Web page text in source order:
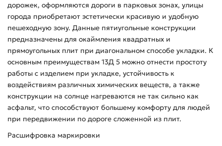
дорожек, оформляются дороги в парковых зонах, улицы
города приобретают эстетически красивую и удобную
пешеходную зону. Данные пятиугольные конструкции
предназначены для окаймления квадратных и
прямоугольных плит при диагональном способе укладки. К
основным преимуществам 13Д 5 можно отнести простоту
работы с изделием при укладке, устойчивость к
воздействиям различных химических веществ, а также
конструкции на солнце нагреваются не так сильно как
асфальт, что способствуют большему комфорту для людей
при передвижении по дороге сложенной из плит.
Расшифровка маркировки